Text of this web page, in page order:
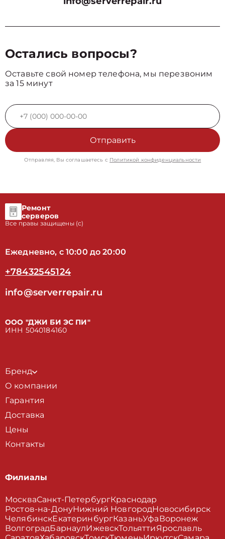
Остались вопросы?
Оставьте свой номер телефона, мы перезвоним
за 15 минут
Отправить
Отправляя, Вы соглашаетесь с Политикой конфиденциальности
Ремонт
серверов
Все правы защищены (с)
Ежедневно, с 10:00 до 20:00
+78432545124
info@serverrepair.ru
ООО "ДЖИ БИ ЭС ПИ"
ИНН 5040184160
Бренд
О компании
Гарантия
Доставка
Цены
Контакты
Филиалы
МоскваСанкт-ПетербургКраснодар
Ростов-на-ДонуНижний НовгородНовосибирск
ЧелябинскЕкатеринбургКазаньУфаВоронеж
ВолгоградБарнаулИжевскТольяттиЯрославль